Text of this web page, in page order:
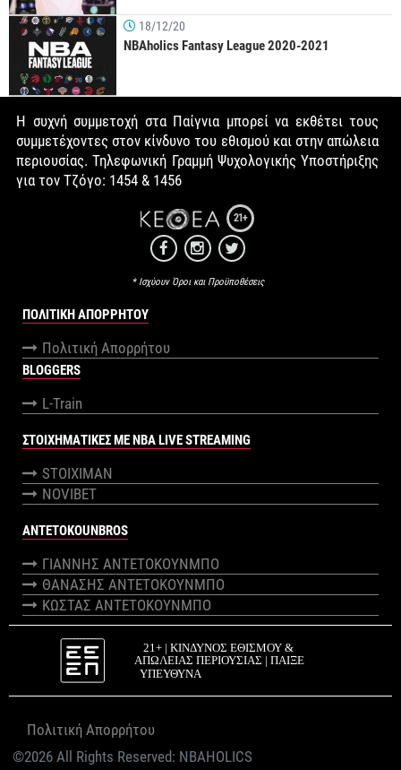
18/12/20
NBAholics Fantasy League 2020-2021
Η συχνή συμμετοχή στα Παίγνια μπορεί να εκθέτει τους
συμμετέχοντες στον κίνδυνο του εθισμού και στην απώλεια
περιουσίας. Τηλεφωνική Γραμμή Ψυχολογικής Υποστήριξης
για τον Τζόγο: 1454 & 1456
21+
* Ισχύουν Όροι και Προϋποθέσεις
ΠΟΛΙΤΙΚΉ ΑΠΟΡΡΉΤΟΥ
Πολιτική Απορρήτου
BLOGGERS
L-Train
ΣΤΟΙΧΗΜΑΤΙΚΕΣ ΜΕ NBA LIVE STREAMING
STOIXIMAN
NOVIBET
ANTETOKOUNBROS
ΓΙΑΝΝΗΣ ΑΝΤΕΤΟΚΟΥΝΜΠΟ
ΘΑΝΑΣΗΣ ΑΝΤΕΤΟΚΟΥΝΜΠΟ
ΚΩΣΤΑΣ ΑΝΤΕΤΟΚΟΥΝΜΠΟ
©2026 All Rights Reserved: NBAHOLICS
Πολιτική Απορρήτου